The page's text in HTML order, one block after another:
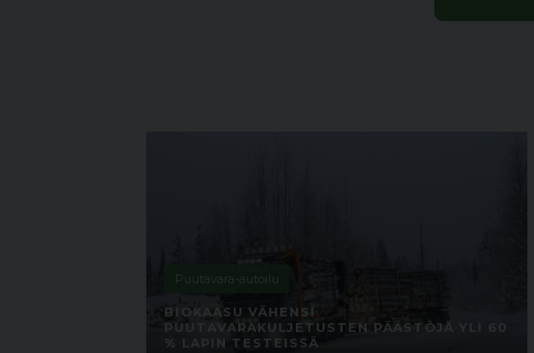
Puutavara-autoilu
BIOKAASU VÄHENSI
PUUTAVARAKULJETUSTEN PÄÄSTÖJÄ YLI 60
% LAPIN TESTEISSÄ